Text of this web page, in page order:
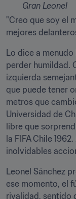
Gran Leonel
"Creo que soy el
mejores
Lo dice a
perder humildad.
izquierda
que puede tener
metros que
Universidad de
libre que
la FIFA Chile
inolvidables
Leonel Sánchez
ese momento, el
rivalidad, sentido